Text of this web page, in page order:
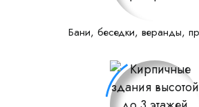
Бани, беседки, веранды,